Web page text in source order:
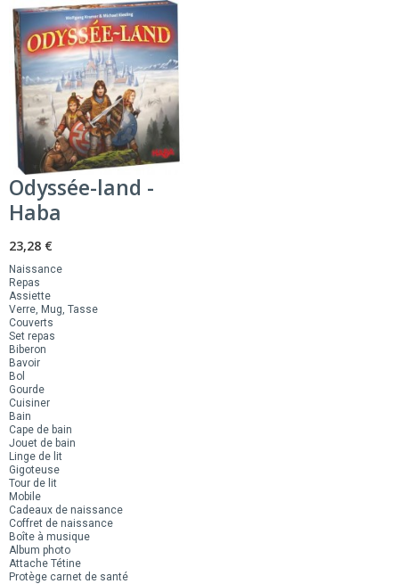
Odyssée-land -
Haba
23,28 €
Naissance
Repas
Assiette
Verre, Mug, Tasse
Couverts
Set repas
Biberon
Bavoir
Bol
Gourde
Cuisiner
Bain
Cape de bain
Jouet de bain
Linge de lit
Gigoteuse
Tour de lit
Mobile
Cadeaux de naissance
Coffret de naissance
Boîte à musique
Album photo
Attache Tétine
Protège carnet de santé